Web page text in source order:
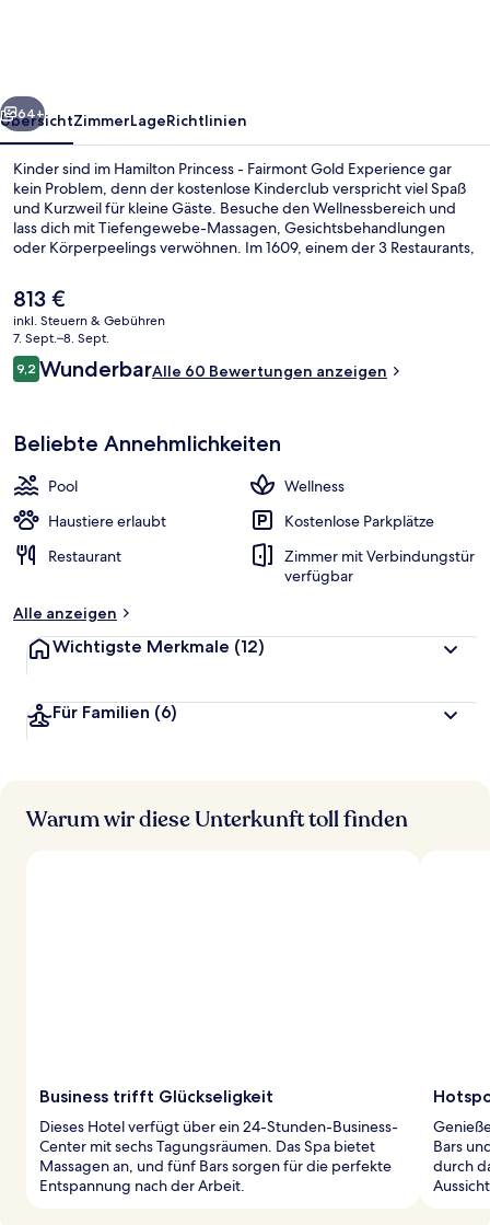
Weiter
64+
ÜbersichtZimmerLageRichtlinien
Kinder sind im Hamilton Princess - Fairmont Gold Experience gar
kein Problem, denn der kostenlose Kinderclub verspricht viel Spaß
und Kurzweil für kleine Gäste. Besuche den Wellnessbereich und
lass dich mit Tiefengewebe-Massagen, Gesichtsbehandlungen
oder Körperpeelings verwöhnen. Im 1609, einem der 3 Restaurants,
bietet dieses Hotel im luxuriösen Stil 2 Außenpools, eine Strandbar
und einen Whirlpool.
Der
aktuelle
Preis
beträgt
813 €.
813 €
inkl. Steuern & Gebühren
7. Sept.–8. Sept.
Bewertungen
9,29,2 von 10.
WunderbarAlle 60 Bewertungen anzeigen
Beliebte Annehmlichkeiten
Pool
Wellness
Haustiere erlaubt
Kostenlose Parkplätze
Restaurant
Zimmer mit Verbindungstür
verfügbar
Alle anzeigen
Wichtigste Merkmale (12)
Für Familien (6)
Warum wir diese Unterkunft toll finden
Business trifft Glückseligkeit
Dieses Hotel verfügt über ein 24-Stunden-Business-
Center mit sechs Tagungsräumen. Das Spa bietet
Massagen an, und fünf Bars sorgen für die perfekte
Entspannung nach der Arbeit.
Bars
durch